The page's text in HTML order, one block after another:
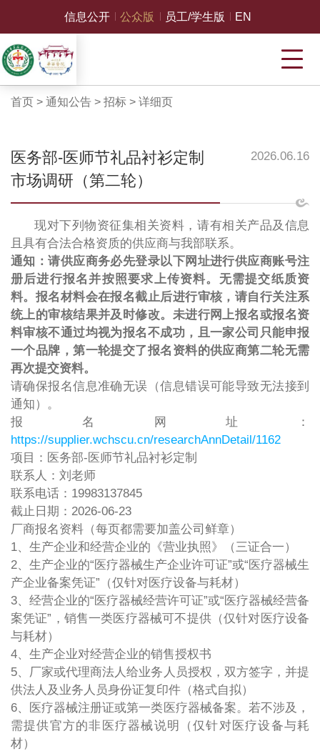
信息公开 公众版 员工/学生版 EN
首页 > 通知公告> 招标> 详细页
医务部-医师节礼品衬衫定制
市场调研（第二轮）
2026.06.16
现对下列物资征集相关资料，请有相关产品及信息
且具有合法合格资质的供应商与我部联系。
通知：请供应商务必先登录以下网址进行供应商账号注
册后进行报名并按照要求上传资料。无需提交纸质资
料。报名材料会在报名截止后进行审核，请自行关注系
统上的审核结果并及时修改。未进行网上报名或报名资
料审核不通过均视为报名不成功，且一家公司只能申报
一个品牌，第一轮提交了报名资料的供应商第二轮无需
再次提交资料。
请确保报名信息准确无误（信息错误可能导致无法接到
通知）。
报名网址：
https://supplier.wchscu.cn/researchAnnDetail/1162
项目：医务部-医师节礼品衬衫定制
联系人：刘老师
联系电话：19983137845
截止日期：2026-06-23
厂商报名资料（每页都需要加盖公司鲜章）
1、生产企业和经营企业的《营业执照》（三证合一）
2、生产企业的“医疗器械生产企业许可证”或“医疗器械生
产企业备案凭证”（仅针对医疗设备与耗材）
3、经营企业的“医疗器械经营许可证”或“医疗器械经营备
案凭证”，销售一类医疗器械可不提供（仅针对医疗设备
与耗材）
4、生产企业对经营企业的销售授权书
5、厂家或代理商法人给业务人员授权，双方签字，并提
供法人及业务人员身份证复印件（格式自拟）
6、医疗器械注册证或第一类医疗器械备案。若不涉及，
需提供官方的非医疗器械说明（仅针对医疗设备与耗
材）